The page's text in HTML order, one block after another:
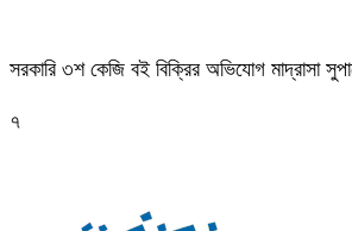
সরকারি ৩শ কেজি বই বিক্রির অভিযোগ মাদ্রাসা
৭